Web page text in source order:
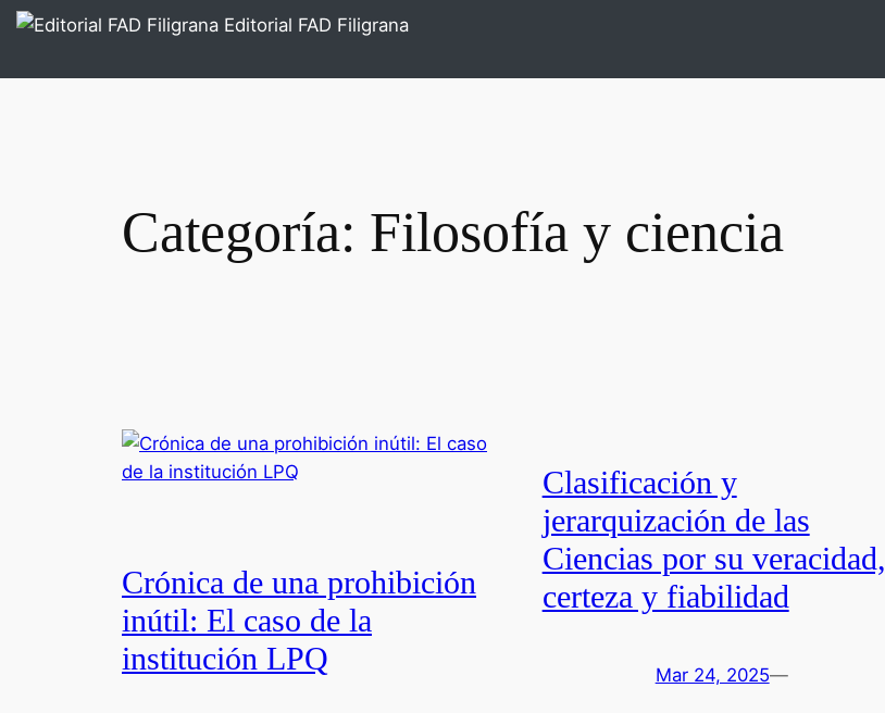
Saltar
contenido
Editorial FAD Filigrana
Categoría: Filosofía y ciencia
Crónica de una prohibición
inútil: El caso de la
institución LPQ
Clasificación y
jerarquización de las
Ciencias por su veracidad,
certeza y fiabilidad
Mar 24, 2025—